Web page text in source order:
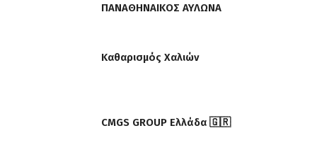
ΠΑΝΑΘΗΝΑΙΚΟΣ ΑΥΛΩΝΑ
Καθαρισμός Χαλιών
CMGS GROUP Ελλάδα 🇬🇷